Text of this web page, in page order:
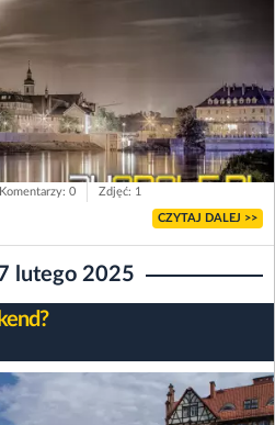
Komentarzy: 0 Zdjęć: 1
CZYTAJ DALEJ >>
lutego 2025